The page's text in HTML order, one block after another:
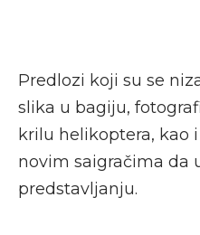
Predlozi koji su se
slika u bagiju,
krilu helikoptera, kao
novim saigračima da
predstavljanju.